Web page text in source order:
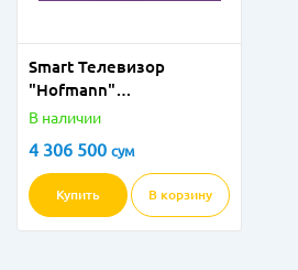
Smart Телевизор
"Hofmann"
TV43S1WOSM-HF 43"
В наличии
4 306 500 сум
Купить В корзину